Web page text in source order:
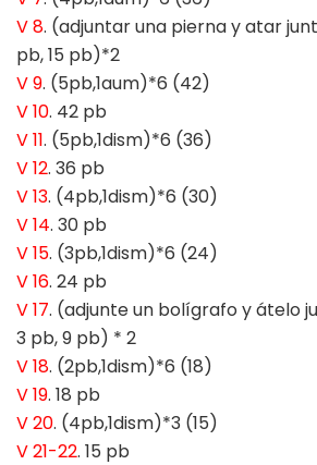
V 8. (adjuntar una pierna y atar
pb, 15 pb)*2
V 9. (5pb,1aum)*6 (42)
V 10. 42 pb
V 11. (5pb,1dism)*6 (36)
V 12. 36 pb
V 13. (4pb,1dism)*6 (30)
V 14. 30 pb
V 15. (3pb,1dism)*6 (24)
V 16. 24 pb
V 17. (adjunte un bolígrafo y átelo
3 pb, 9 pb) * 2
V 18. (2pb,1dism)*6 (18)
V 19. 18 pb
V 20. (4pb,1dism)*3 (15)
V 21-22. 15 pb